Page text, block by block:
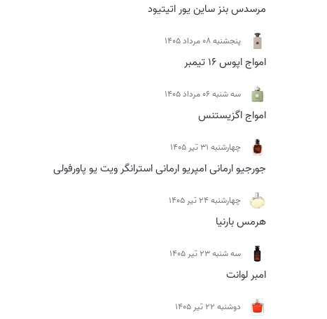
مرسدس بنز ساین یور اتیتیود
پنجشنبه 08 مرداد 1405
امواج اپوس 16 تیمبر
سه شنبه 06 مرداد 1405
امواج اگزیستنس
چهارشنبه 31 تیر 1405
جورجیو ارمانی امپریو ارمانی استرانگر ویت یو پاورفولی
چهارشنبه 24 تیر 1405
هرمس بارنیا
سه شنبه 23 تیر 1405
امبر لوانت
دوشنبه 22 تیر 1405